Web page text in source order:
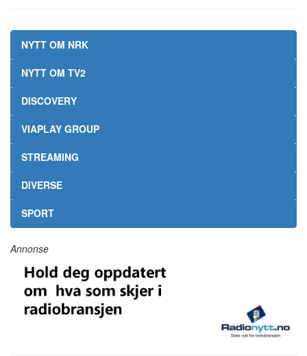
NYTT OM NRK
NYTT OM TV2
DISCOVERY
VIAPLAY GROUP
STREAMING
DIVERSE
SPORT
Annonse